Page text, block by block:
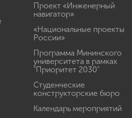
Проект «Инженерный
навигатор»
«Национальные проекты
России»
Программа Мининского
университета в рамках
"Приоритет 2030"
Студенческие
конструкторские бюро
Календарь мероприятий